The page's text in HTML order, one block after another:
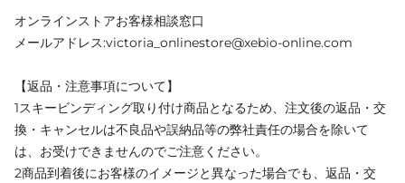
オンラインストアお客様相談窓口
メールアドレス:victoria_onlinestore@xebio-online.com
【返品・注意事項について】
1スキービンディング取り付け商品となるため、注文後の返品・交
換・キャンセルは不良品や誤納品等の弊社責任の場合を除いて
は、お受けできませんのでご注意ください。
2商品到着後にお客様のイメージと異なった場合でも、返品・交